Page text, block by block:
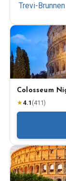
Trevi-Brunnen
Colosseum
★4.1 (411)